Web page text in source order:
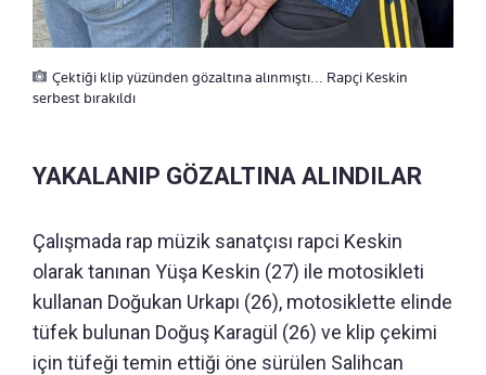
Çektiği klip yüzünden gözaltına alınmıştı... Rapçi Keskin
serbest bırakıldı
YAKALANIP GÖZALTINA ALINDILAR
Çalışmada rap müzik sanatçısı rapci Keskin
olarak tanınan Yüşa Keskin (27) ile motosikleti
kullanan Doğukan Urkapı (26), motosiklette elinde
tüfek bulunan Doğuş Karagül (26) ve klip çekimi
için tüfeği temin ettiği öne sürülen Salihcan